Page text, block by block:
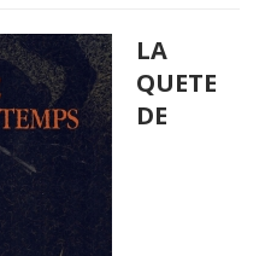
LA
QUETE
DE